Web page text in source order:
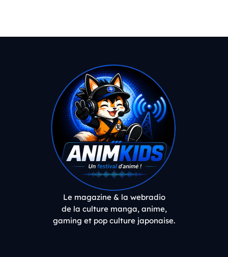
Le magazine & la webradio
de la culture manga, anime,
gaming et pop culture japonaise.